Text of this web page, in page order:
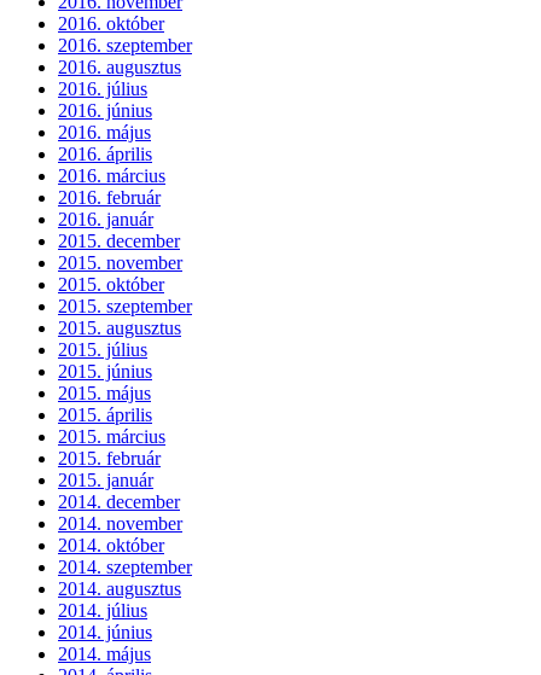
2016. október
2016. szeptember
2016. augusztus
2016. július
2016. június
2016. május
2016. április
2016. március
2016. február
2016. január
2015. december
2015. november
2015. október
2015. szeptember
2015. augusztus
2015. július
2015. június
2015. május
2015. április
2015. március
2015. február
2015. január
2014. december
2014. november
2014. október
2014. szeptember
2014. augusztus
2014. július
2014. június
2014. május